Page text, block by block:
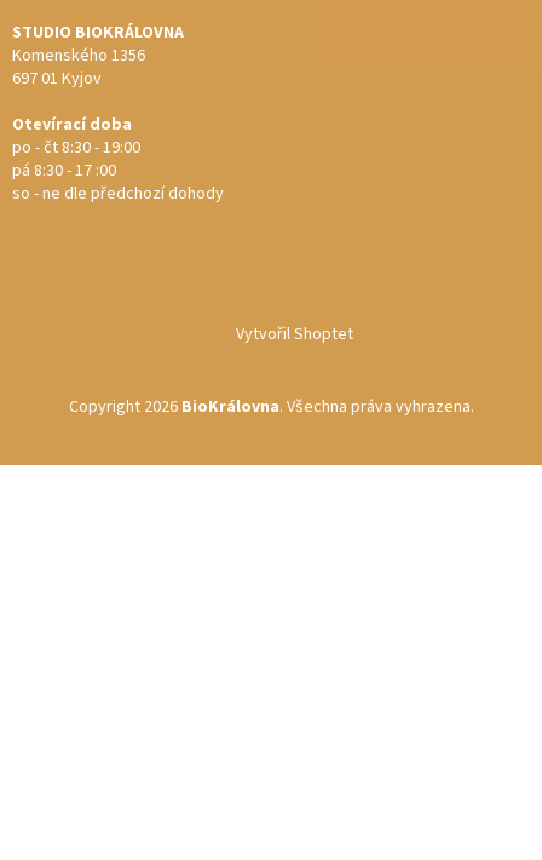
STUDIO BIOKRÁLOVNA
Komenského 1356
697 01 Kyjov
Otevírací doba
po - čt 8:30 - 19:00
pá 8:30 - 17 :00
so - ne dle předchozí dohody
Vytvořil Shoptet
Copyright 2026 BioKrálovna. Všechna práva vyhrazena.